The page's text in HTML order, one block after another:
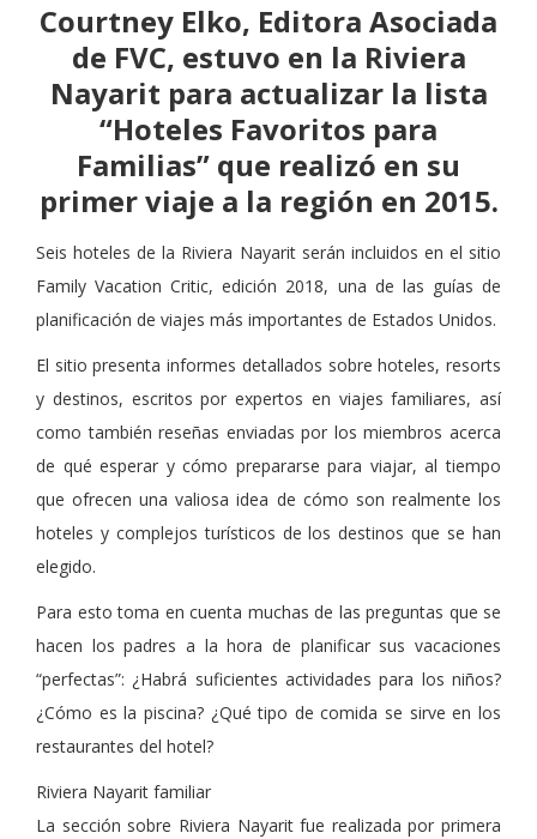
Courtney Elko, Editora Asociada
de FVC, estuvo en la Riviera
Nayarit para actualizar la lista
“Hoteles Favoritos para
Familias” que realizó en su
primer viaje a la región en 2015.
Seis hoteles de la Riviera Nayarit serán incluidos en el sitio
Family Vacation Critic, edición 2018, una de las guías de
planificación de viajes más importantes de Estados Unidos.
El sitio presenta informes detallados sobre hoteles, resorts
y destinos, escritos por expertos en viajes familiares, así
como también reseñas enviadas por los miembros acerca
de qué esperar y cómo prepararse para viajar, al tiempo
que ofrecen una valiosa idea de cómo son realmente los
hoteles y complejos turísticos de los destinos que se han
elegido.
Para esto toma en cuenta muchas de las preguntas que se
hacen los padres a la hora de planificar sus vacaciones
“perfectas”: ¿Habrá suficientes actividades para los niños?
¿Cómo es la piscina? ¿Qué tipo de comida se sirve en los
restaurantes del hotel?
Riviera Nayarit familiar
La sección sobre Riviera Nayarit fue realizada por primera